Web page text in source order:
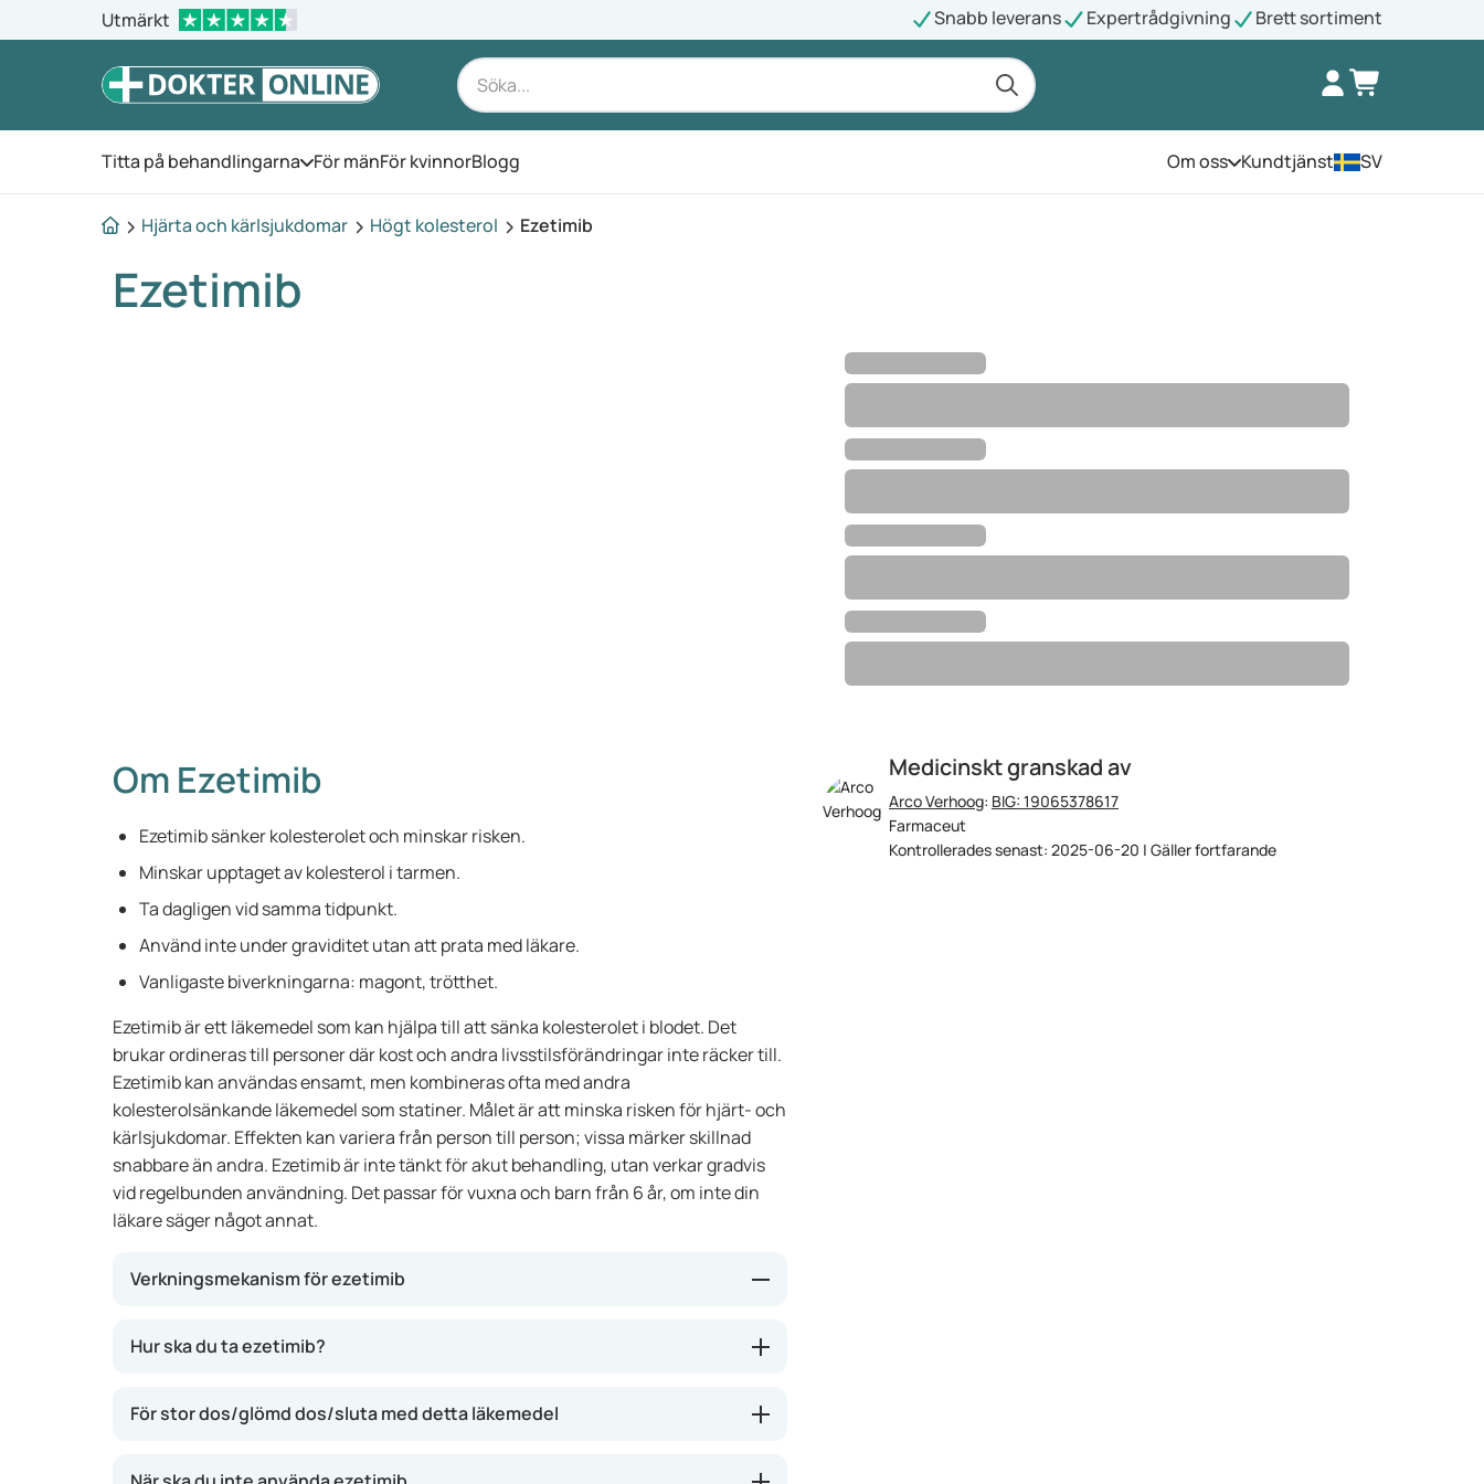
Utmärkt Snabb leverans Expertrådgivning Brett sortiment
Titta på behandlingarna Öppna menyn
För mänFör kvinnorBlogg Om ossÖppna menyn
Kundtjänst SV
Hjärta och kärlsjukdomar Högt kolesterol Ezetimib
Ezetimib
Medicinskt granskad av
Arco Verhoog: BIG: 19065378617
Farmaceut
Kontrollerades senast: 2025-06-20 | Gäller fortfarande
Om Ezetimib
Ezetimib sänker kolesterolet och minskar risken.
Minskar upptaget av kolesterol i tarmen.
Ta dagligen vid samma tidpunkt.
Använd inte under graviditet utan att prata med läkare.
Vanligaste biverkningarna: magont, trötthet.
Ezetimib är ett läkemedel som kan hjälpa till att sänka kolesterolet i blodet. Det
brukar ordineras till personer där kost och andra livsstilsförändringar inte räcker till.
Ezetimib kan användas ensamt, men kombineras ofta med andra
kolesterolsänkande läkemedel som statiner. Målet är att minska risken för hjärt- och
kärlsjukdomar. Effekten kan variera från person till person; vissa märker skillnad
snabbare än andra. Ezetimib är inte tänkt för akut behandling, utan verkar gradvis
vid regelbunden användning. Det passar för vuxna och barn från 6 år, om inte din
läkare säger något annat.
Verkningsmekanism för ezetimib
tarmen. Det leder till att mindre kolesterol hamnar i blodet. Det kan hjälpa till att
risken för hjärt- och kärlsjukdomar. Du märker oftast ingen direkt effekt,
Hur ska du ta ezetimib?
För stor dos/glömd dos/sluta med detta läkemedel